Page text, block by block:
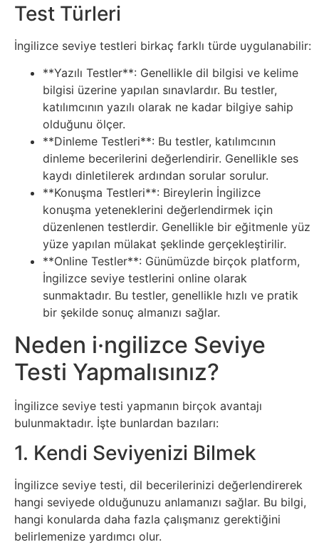
Felsefe
Finans
Genel
Gezi
Gizem
Grafik
&
Tasarım
Güvenlik
Haber
Hayvanlar
Hobi
Hosting
Hukuk
İnstagram
Test Türleri
İngilizce seviye testleri birkaç farklı türde uygulanabilir:
**Yazılı Testler**: Genellikle dil bilgisi ve kelime
bilgisi üzerine yapılan sınavlardır. Bu testler,
katılımcının yazılı olarak ne kadar bilgiye sahip
olduğunu ölçer.
**Dinleme Testleri**: Bu testler, katılımcının
dinleme becerilerini değerlendirir. Genellikle ses
kaydı dinletilerek ardından sorular sorulur.
**Konuşma Testleri**: Bireylerin İngilizce
konuşma yeteneklerini değerlendirmek için
düzenlenen testlerdir. Genellikle bir eğitmenle yüz
yüze yapılan mülakat şeklinde gerçekleştirilir.
**Online Testler**: Günümüzde birçok platform,
İngilizce seviye testlerini online olarak
sunmaktadır. Bu testler, genellikle hızlı ve pratik
bir şekilde sonuç almanızı sağlar.
Neden i·ngilizce Seviye
Testi Yapmalısınız?
İngilizce seviye testi yapmanın birçok avantajı
bulunmaktadır. İşte bunlardan bazıları:
1. Kendi Seviyenizi Bilmek
İngilizce seviye testi, dil becerilerinizi değerlendirerek
hangi seviyede olduğunuzu anlamanızı sağlar. Bu bilgi,
hangi konularda daha fazla çalışmanız gerektiğini
belirlemenize yardımcı olur.